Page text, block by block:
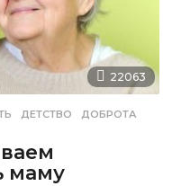
22063
,ДЕТСТВО ,ДОБРОТА
маму